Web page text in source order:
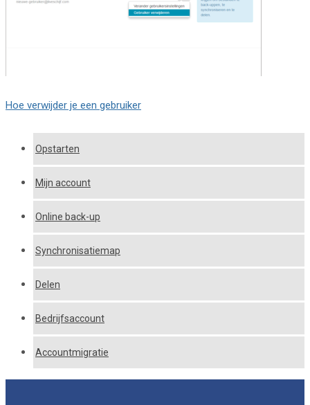
Hoe verwijder je een gebruiker
Opstarten
Mijn account
Online back-up
Synchronisatiemap
Delen
Bedrijfsaccount
Accountmigratie